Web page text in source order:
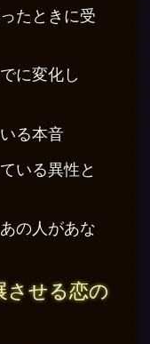
たときに受
に変化し
る本音
いる異性と
の人があな
させる恋の